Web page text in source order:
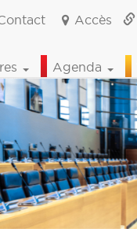
Accès
Agenda